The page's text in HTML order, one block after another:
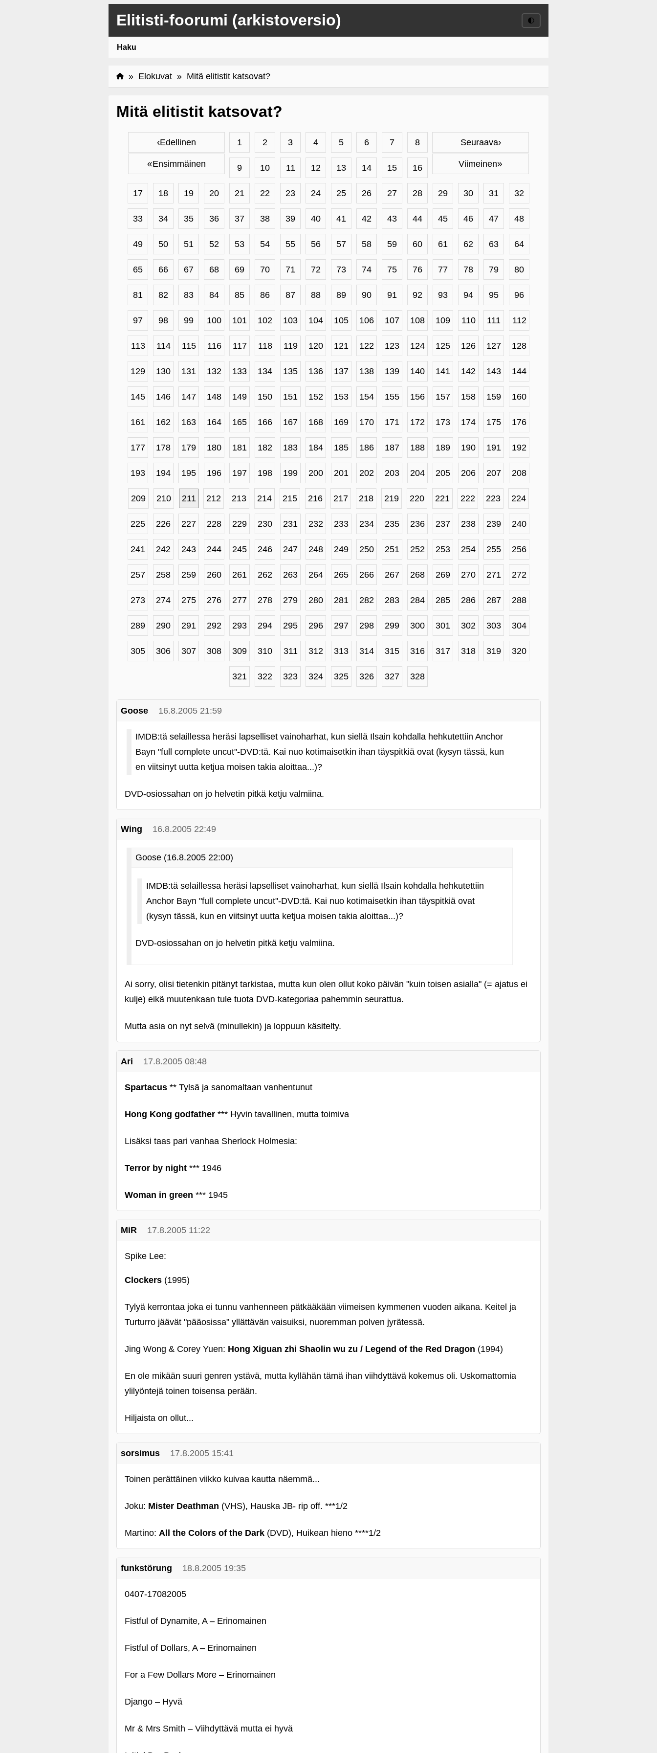
Elitisti-foorumi (arkistoversio) 🌓
Haku
» Elokuvat » Mitä elitistit katsovat?
Mitä elitistit katsovat?
‹Edellinen
«Ensimmäinen
Seuraava›
Viimeinen»
1 2 3 4 5 6 7 8
9 10 11 12 13 14 15 16
17 18 19 20 21 22 23 24 25 26 27 28 29 30 31 32
33 34 35 36 37 38 39 40 41 42 43 44 45 46 47 48
49 50 51 52 53 54 55 56 57 58 59 60 61 62 63 64
65 66 67 68 69 70 71 72 73 74 75 76 77 78 79 80
81 82 83 84 85 86 87 88 89 90 91 92 93 94 95 96
97 98 99 100 101 102 103 104 105 106 107 108 109 110 111 112
113 114 115 116 117 118 119 120 121 122 123 124 125 126 127 128
129 130 131 132 133 134 135 136 137 138 139 140 141 142 143 144
145 146 147 148 149 150 151 152 153 154 155 156 157 158 159 160
161 162 163 164 165 166 167 168 169 170 171 172 173 174 175 176
177 178 179 180 181 182 183 184 185 186 187 188 189 190 191 192
193 194 195 196 197 198 199 200 201 202 203 204 205 206 207 208
209 210 211 212 213 214 215 216 217 218 219 220 221 222 223 224
225 226 227 228 229 230 231 232 233 234 235 236 237 238 239 240
241 242 243 244 245 246 247 248 249 250 251 252 253 254 255 256
257 258 259 260 261 262 263 264 265 266 267 268 269 270 271 272
273 274 275 276 277 278 279 280 281 282 283 284 285 286 287 288
289 290 291 292 293 294 295 296 297 298 299 300 301 302 303 304
305 306 307 308 309 310 311 312 313 314 315 316 317 318 319 320
321 322 323 324 325 326 327 328
Goose 16.8.2005 21:59
IMDB:tä selaillessa heräsi lapselliset vainoharhat, kun siellä Ilsain kohdalla hehkutettiin Anchor
Bayn "full complete uncut"-DVD:tä. Kai nuo kotimaisetkin ihan täyspitkiä ovat (kysyn tässä, kun
en viitsinyt uutta ketjua moisen takia aloittaa...)?
DVD-osiossahan on jo helvetin pitkä ketju valmiina.
Wing 16.8.2005 22:49
Goose (16.8.2005 22:00)
IMDB:tä selaillessa heräsi lapselliset vainoharhat, kun siellä Ilsain kohdalla hehkutettiin
Anchor Bayn "full complete uncut"-DVD:tä. Kai nuo kotimaisetkin ihan täyspitkiä ovat
(kysyn tässä, kun en viitsinyt uutta ketjua moisen takia aloittaa...)?
DVD-osiossahan on jo helvetin pitkä ketju valmiina.
Ai sorry, olisi tietenkin pitänyt tarkistaa, mutta kun olen ollut koko päivän "kuin toisen asialla" (= ajatus ei
kulje) eikä muutenkaan tule tuota DVD-kategoriaa pahemmin seurattua.
Mutta asia on nyt selvä (minullekin) ja loppuun käsitelty.
Ari 17.8.2005 08:48
Spartacus ** Tylsä ja sanomaltaan vanhentunut
Hong Kong godfather *** Hyvin tavallinen, mutta toimiva
Lisäksi taas pari vanhaa Sherlock Holmesia:
Terror by night *** 1946
Woman in green *** 1945
MiR 17.8.2005 11:22
Spike Lee:
Clockers (1995)
Tylyä kerrontaa joka ei tunnu vanhenneen pätkääkään viimeisen kymmenen vuoden aikana. Keitel ja
Turturro jäävät "pääosissa" yllättävän vaisuiksi, nuoremman polven jyrätessä.
Jing Wong & Corey Yuen: Hong Xiguan zhi Shaolin wu zu / Legend of the Red Dragon (1994)
En ole mikään suuri genren ystävä, mutta kyllähän tämä ihan viihdyttävä kokemus oli. Uskomattomia
ylilyöntejä toinen toisensa perään.
Hiljaista on ollut...
sorsimus 17.8.2005 15:41
Toinen perättäinen viikko kuivaa kautta näemmä...
Joku: Mister Deathman (VHS), Hauska JB- rip off. ***1/2
Martino: All the Colors of the Dark (DVD), Huikean hieno ****1/2
funkstörung 18.8.2005 19:35
0407-17082005
Fistful of Dynamite, A – Erinomainen
Fistful of Dollars, A – Erinomainen
For a Few Dollars More – Erinomainen
Django – Hyvä
Mr & Mrs Smith – Viihdyttävä mutta ei hyvä